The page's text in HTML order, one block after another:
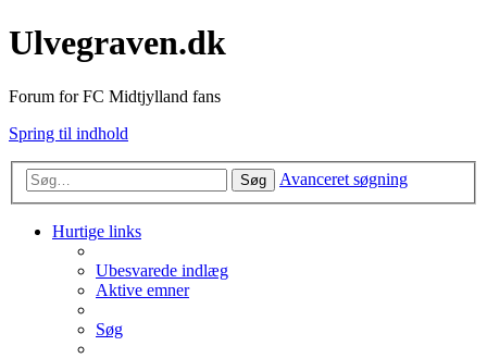
Ulvegraven.dk
Forum for FC Midtjylland fans
Spring til indhold
Søg Avanceret søgning
Hurtige links
Ubesvarede indlæg
Aktive emner
Søg